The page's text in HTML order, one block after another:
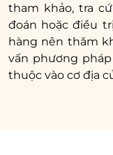
khi vết
như ý.
tham khảo, tra
đoán hoặc điều
hàng nên thăm
vấn phương
thuộc vào cơ địa